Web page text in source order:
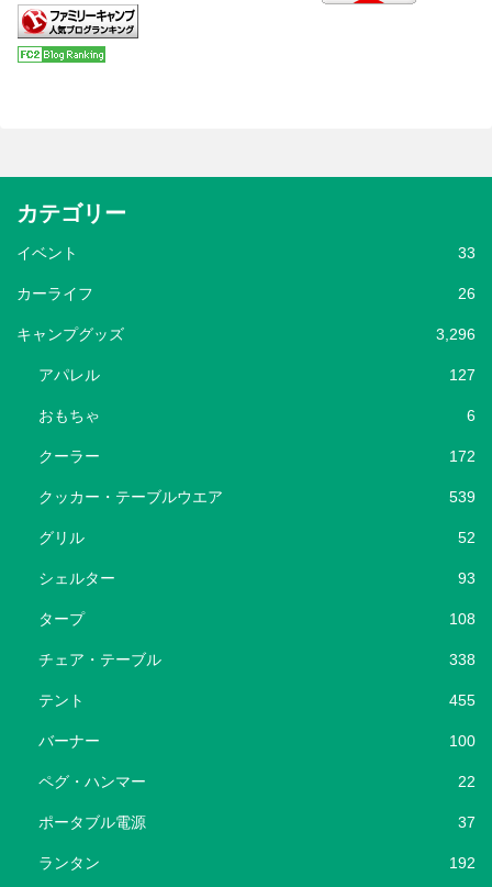
カテゴリー
イベント 33
カーライフ 26
キャンプグッズ 3,296
アパレル 127
おもちゃ 6
クーラー 172
クッカー・テーブルウエア 539
グリル 52
シェルター 93
タープ 108
チェア・テーブル 338
テント 455
バーナー 100
ペグ・ハンマー 22
ポータブル電源 37
ランタン 192